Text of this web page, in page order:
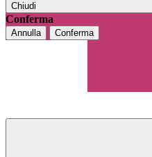
Chiudi
Conferma
Annulla Conferma